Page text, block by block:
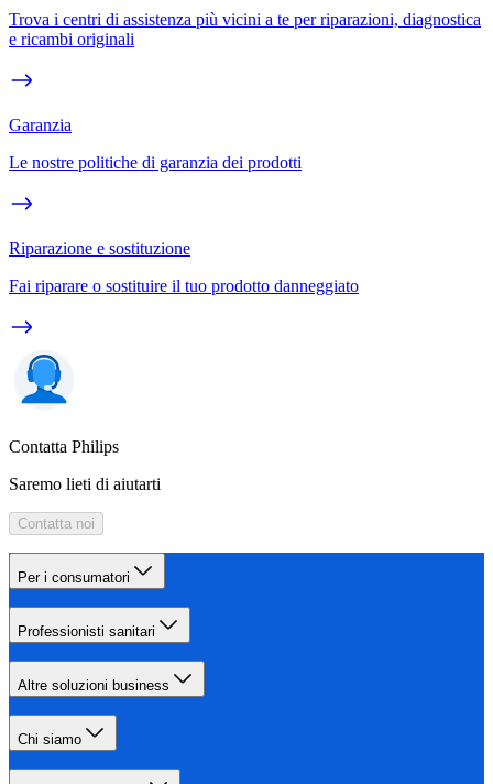
Trova i centri di assistenza più vicini a te per riparazioni, diagnostica
e ricambi originali
Garanzia
Le nostre politiche di garanzia dei prodotti
Riparazione e sostituzione
Fai riparare o sostituire il tuo prodotto danneggiato
Contatta Philips
Saremo lieti di aiutarti
Contatta noi
Per i consumatori
Professionisti sanitari
Altre soluzioni business
Chi siamo